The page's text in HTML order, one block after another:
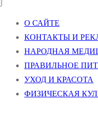
О САЙТЕ
КОНТАКТЫ И
НАРОДНАЯ
ПРАВИЛЬНОЕ
УХОД И КРАСОТА
ФИЗИЧЕСКАЯ